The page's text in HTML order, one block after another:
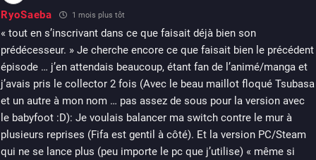
RyoSaeba 1 mois plus tôt
« tout en s’inscrivant dans ce que faisait déjà bien son
prédécesseur. » Je cherche encore ce que faisait bien le précédent
épisode … j’en attendais beaucoup, étant fan de l’animé/manga et
j’avais pris le collector 2 fois (Avec le beau maillot floqué Tsubasa
et un autre à mon nom … pas assez de sous pour la version avec
le babyfoot :D): Je voulais balancer ma switch contre le mur à
plusieurs reprises (Fifa est gentil à côté). Et la version PC/Steam
qui ne se lance plus (peu importe le pc que j’utilise) « même si